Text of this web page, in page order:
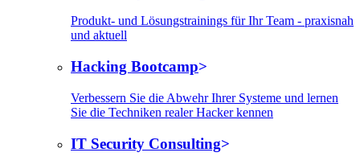
Produkt- und Lösungstrainings für Ihr Team - praxisnah
und aktuell
Hacking Bootcamp
Verbessern Sie die Abwehr Ihrer Systeme und lernen
Sie die Techniken realer Hacker kennen
IT Security Consulting